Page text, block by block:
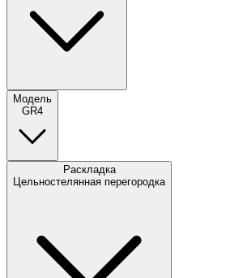
Модель
GR4
Раскладка
Цельностелянная перегородка